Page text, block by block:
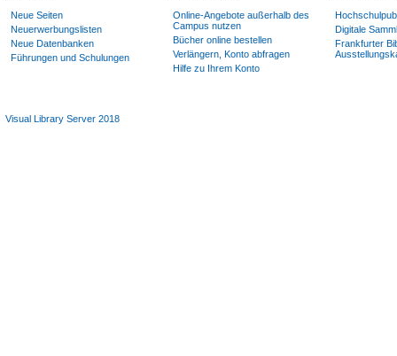
Neue Seiten
Neuerwerbungslisten
Neue Datenbanken
Führungen und Schulungen
Online-Angebote außerhalb des
Campus nutzen
Bücher online bestellen
Verlängern, Konto abfragen
Hilfe zu Ihrem Konto
Digitale
Frankfurter
Visual Library Server 2018